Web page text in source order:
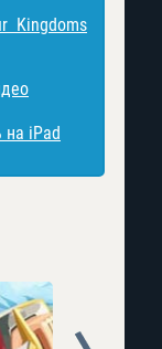
Kingdoms
на iPad